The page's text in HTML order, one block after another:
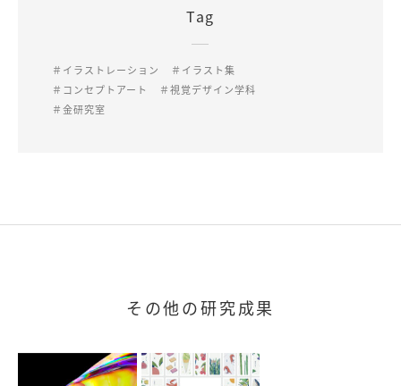
Tag
＃イラストレーション
＃イラスト集
＃コンセプトアート
＃視覚デザイン学科
＃金研究室
その他の研究成果